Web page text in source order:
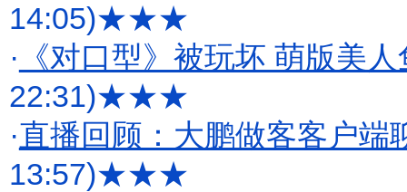
14:05)★★★
· 《对口型》被玩坏 萌版美
22:31)★★★
·直播回顾：大鹏做客客户端
13:57)★★★